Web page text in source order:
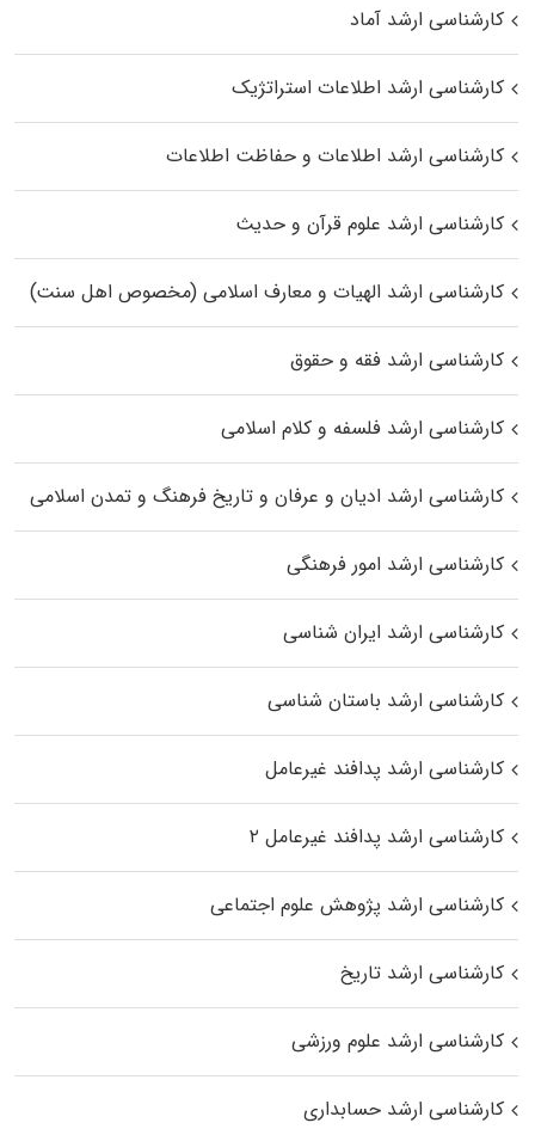
کارشناسی ارشد آماد
کارشناسی ارشد اطلاعات استراتژیک
کارشناسی ارشد اطلاعات و حفاظت اطلاعات
کارشناسی ارشد علوم قرآن و حدیث
کارشناسی ارشد الهیات و معارف اسلامی (مخصوص اهل سنت)
کارشناسی ارشد فقه و حقوق
کارشناسی ارشد فلسفه و کلام اسلامی
کارشناسی ارشد ادیان و عرفان و تاریخ فرهنگ و تمدن اسلامی
کارشناسی ارشد امور فرهنگی
کارشناسی ارشد ایران شناسی
کارشناسی ارشد باستان شناسی
کارشناسی ارشد پدافند غیرعامل
کارشناسی ارشد پدافند غیرعامل ۲
کارشناسی ارشد پژوهش علوم اجتماعی
کارشناسی ارشد تاریخ
کارشناسی ارشد علوم ورزشی
کارشناسی ارشد حسابداری